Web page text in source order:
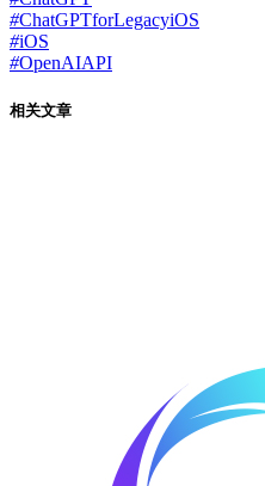
#ChatGPTforLegacyiOS
#iOS
#OpenAIAPI
相关文章